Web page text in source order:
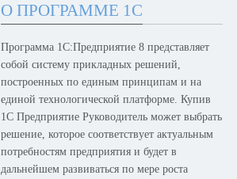
О ПРОГРАММЕ 1С
Программа 1С:Предприятие 8 представляет
собой систему прикладных решений,
построенных по единым принципам и на
единой технологической платформе. Купив
1С Предприятие Руководитель может выбрать
решение, которое соответствует актуальным
потребностям предприятия и будет в
дальнейшем развиваться по мере роста